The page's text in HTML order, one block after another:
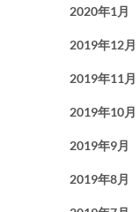
2020年1月
2019年12月
2019年11月
2019年10月
2019年9月
2019年8月